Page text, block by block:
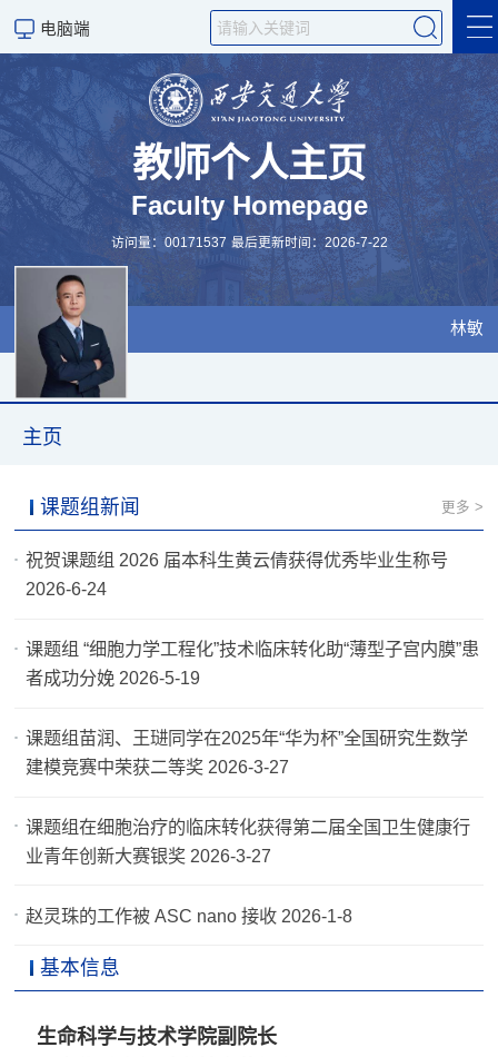
电脑端
主页
科学研究
研究成果
研究团队
教师个人主页
Faculty Homepage
访问量：00171537 最后更新时间：2026-7-22
林敏
主页
课题组新闻 更多 >
祝贺课题组 2026 届本科生黄云倩获得优秀毕业生称号
2026-6-24
课题组 “细胞力学工程化”技术临床转化助“薄型子宫内膜”患
者成功分娩 2026-5-19
课题组苗润、王琎同学在2025年“华为杯”全国研究生数学
建模竞赛中荣获二等奖 2026-3-27
课题组在细胞治疗的临床转化获得第二届全国卫生健康行
业青年创新大赛银奖 2026-3-27
赵灵珠的工作被 ASC nano 接收 2026-1-8
基本信息
生命科学与技术学院副院长